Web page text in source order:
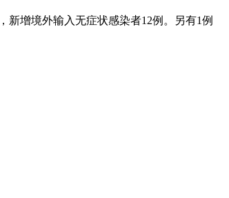
新增境外输入无症状感染者12例。另有1例